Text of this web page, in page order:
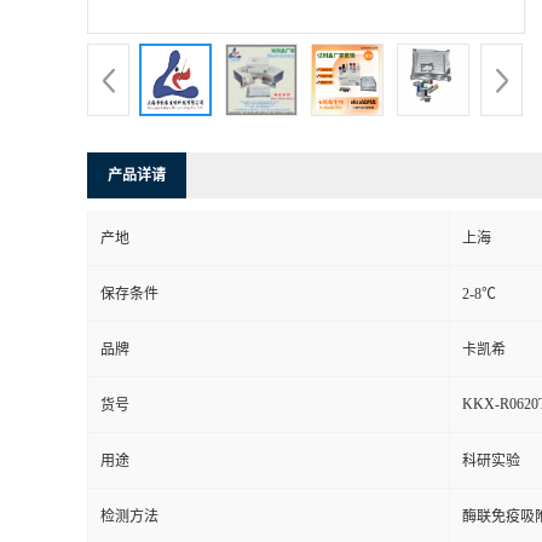
产品详请
产地 上海
保存条件 2-8℃
品牌 卡凯希
货号 KKX-
用途 科研实验
检测方法 酶联免疫吸